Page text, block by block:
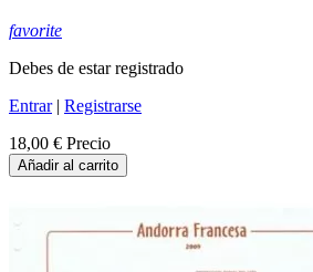
favorite
Debes de estar registrado
Entrar| Registrarse
18,00 € Precio
Añadir al carrito